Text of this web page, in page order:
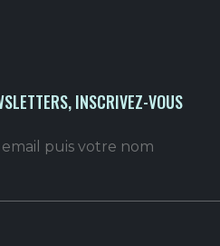
INSCRIVEZ-VOUS
puis votre nom